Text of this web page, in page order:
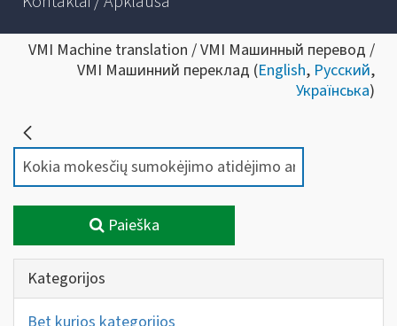
VMI Machine translation / VMI Машинный перевод /
VMI Машинний переклад (English, Русский,
Українська)
Paieška
Kategorijos